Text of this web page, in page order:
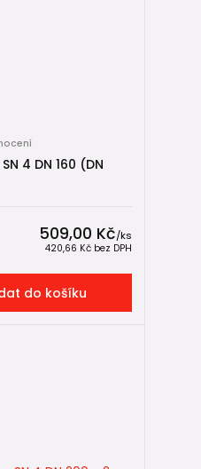
4 DN 160 (DN
509,00 Kč/ks
420,66 Kč bez DPH
do košíku